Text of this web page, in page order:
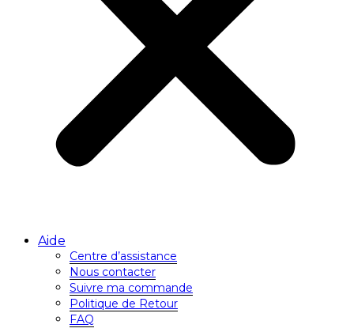
Aide
Centre d’assistance
Nous contacter
Suivre ma commande
Politique de Retour
FAQ